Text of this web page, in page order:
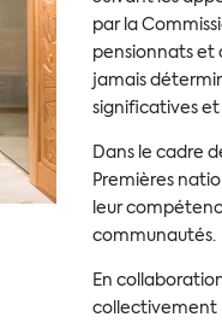
par la
pensionnats et
jamais
significatives et
Dans le cadre
Premières
leur
communautés.
En
collectivement